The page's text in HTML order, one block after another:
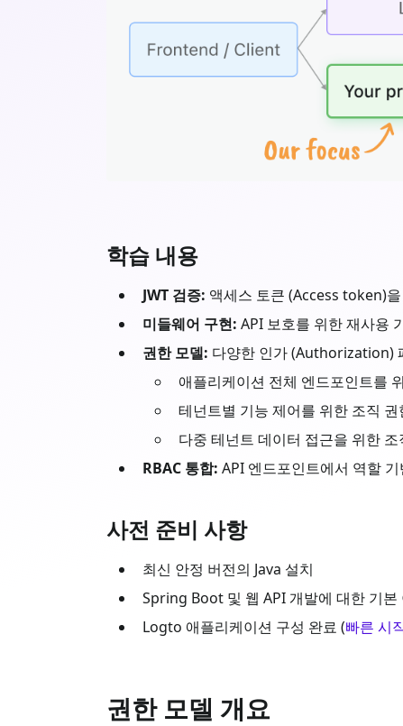
학습 내용
JWT 검증: 액세스 토큰 (Access token)
미들웨어 구현: API 보호를 위한 재사용
권한 모델: 다양한 인가 (Authorization)
애플리케이션 전체 엔드포인트를
테넌트별 기능 제어를 위한 조직 권
다중 테넌트 데이터 접근을 위한
RBAC 통합: API 엔드포인트에서 역할
사전 준비 사항
최신 안정 버전의 Java 설치
Spring Boot 및 웹 API 개발에 대한 기본
Logto 애플리케이션 구성 완료 (빠른 시
권한 모델 개요